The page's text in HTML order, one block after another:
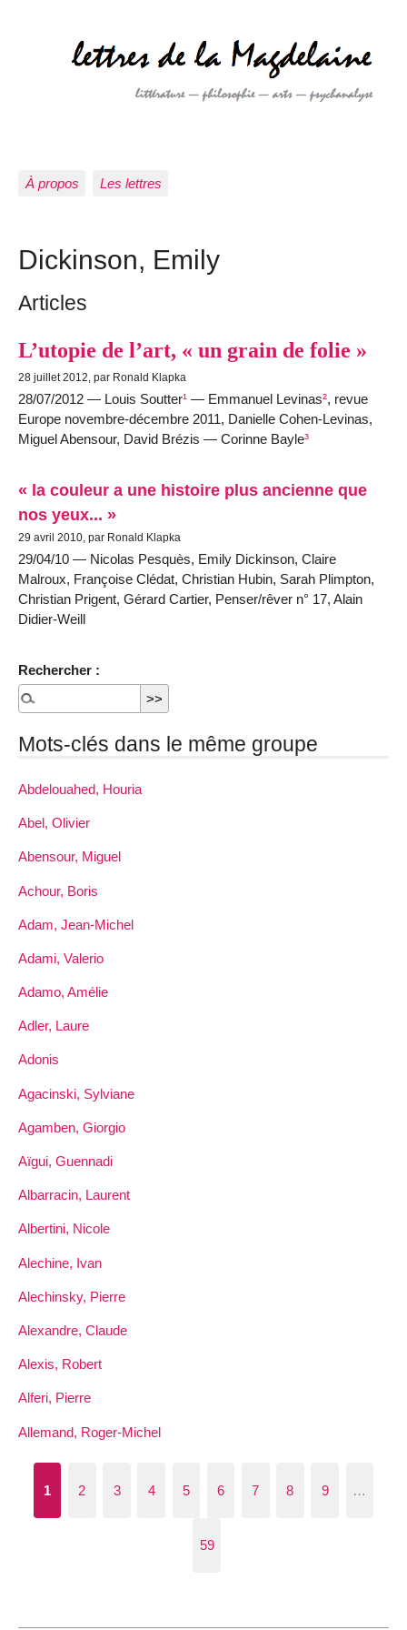
À propos Les lettres
Dickinson, Emily
Articles
L’utopie de l’art, « un grain de folie »
28 juillet 2012, par Ronald Klapka
28/07/2012 — Louis Soutter¹ — Emmanuel Levinas², revue
Europe novembre-décembre 2011, Danielle Cohen-Levinas,
Miguel Abensour, David Brézis — Corinne Bayle³
« la couleur a une histoire plus ancienne que
nos yeux... »
29 avril 2010, par Ronald Klapka
29/04/10 — Nicolas Pesquès, Emily Dickinson, Claire
Malroux, Françoise Clédat, Christian Hubin, Sarah Plimpton,
Christian Prigent, Gérard Cartier, Penser/rêver n° 17, Alain
Didier-Weill
Rechercher :
Mots-clés dans le même groupe
Abdelouahed, Houria
Abel, Olivier
Abensour, Miguel
Achour, Boris
Adam, Jean-Michel
Adami, Valerio
Adamo, Amélie
Adler, Laure
Adonis
Agacinski, Sylviane
Agamben, Giorgio
Aïgui, Guennadi
Albarracin, Laurent
Albertini, Nicole
Alechine, Ivan
Alechinsky, Pierre
Alexandre, Claude
Alexis, Robert
Alferi, Pierre
Allemand, Roger-Michel
1 2 3 4 5 6 7 8 9 …
59